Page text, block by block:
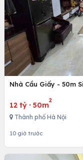
Nhà Cầu Giấy - 50m
12 tỷ · 50m
2
Thành phố Hà Nội
10 giờ trước